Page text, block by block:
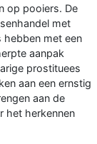
op pooiers. De
met
hebben met een
aanpak
prostituees
aan een ernstig
aan de
het herkennen